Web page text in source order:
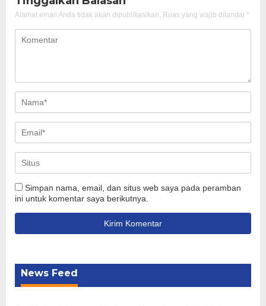
Alamat email Anda tidak akan dipublikasikan. Ruas yang wajib ditandai *
Simpan nama, email, dan situs web saya pada peramban
ini untuk komentar saya berikutnya.
News Feed